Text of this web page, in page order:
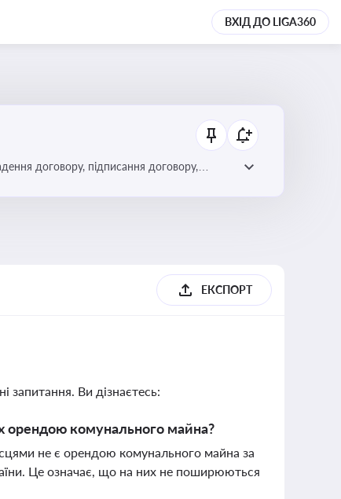
ВХІД ДО LIGA360
договору, підписання договору,
ЕКСПОРТ
запитання. Ви дізнаєтесь:
орендою комунального майна?
не є орендою комунального майна за
Це означає, що на них не поширюються